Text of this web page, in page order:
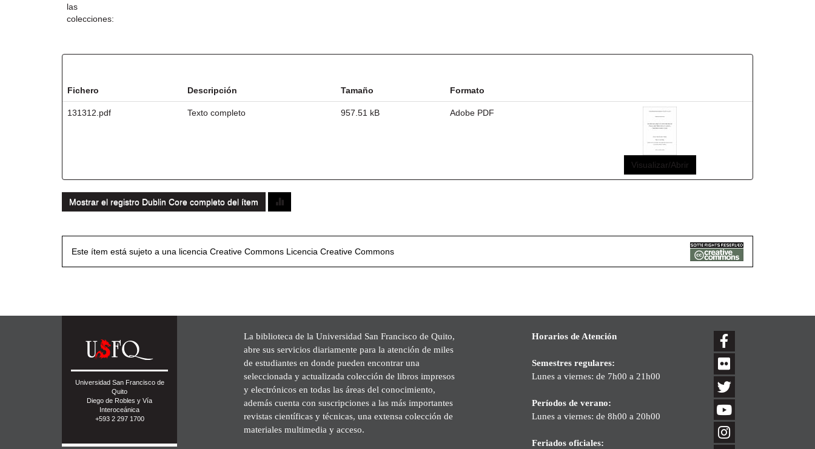
las
colecciones:
Fichero Descripción Tamaño Formato
131312.pdf Texto completo 957.51 kB Adobe PDF
Visualizar/Abrir
Mostrar el registro Dublin Core completo del ítem
Este ítem está sujeto a una licencia Creative Commons Licencia Creative Commons
Universidad San Francisco de
Quito
Diego de Robles y Vía
Interoceánica
+593 2 297 1700
La biblioteca de la Universidad San Francisco de Quito,
abre sus servicios diariamente para la atención de miles
de estudiantes en donde pueden encontrar una
seleccionada y actualizada colección de libros impresos
y electrónicos en todas las áreas del conocimiento,
además cuenta con suscripciones a las más importantes
revistas científicas y técnicas, una extensa colección de
materiales multimedia y acceso.
Horarios de Atención
Semestres regulares:
Lunes a viernes: de 7h00 a 21h00
Períodos de verano:
Lunes a viernes: de 8h00 a 20h00
Feriados oficiales: